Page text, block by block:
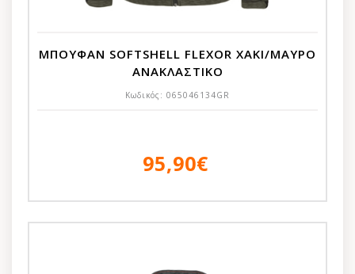
ΜΠΟΥΦΑΝ SOFTSHELL FLEXOR ΧΑΚΙ/ΜΑΥΡΟ
ΑΝΑΚΛΑΣΤΙΚΟ
Κωδικός: 065046134GR
95,90€